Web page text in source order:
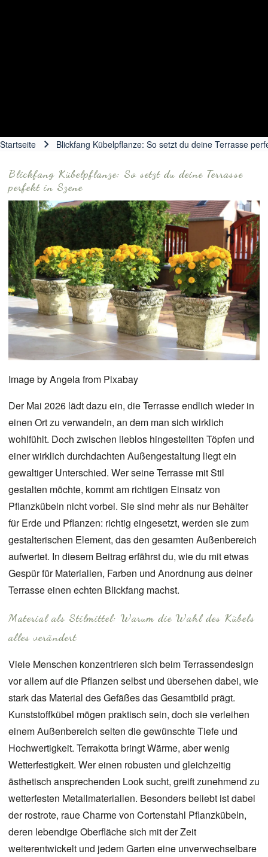
Startseite Blickfang Kübelpflanze: So setzt du deine Terrasse
Blickfang Kübelpflanze: So setzt du deine Terrasse
perfekt in Szene
Image byAngelafrom Pixabay
Der Mai 2026 lädt dazu ein, die Terrasse endlich wieder in
einen Ort zu verwandeln, an dem man sich wirklich
wohlfühlt. Doch zwischen lieblos hingestellten Töpfen und
einer wirklich durchdachten Außengestaltung liegt ein
gewaltiger Unterschied. Wer seine Terrasse mit Stil
gestalten möchte, kommt am richtigen Einsatz von
Pflanzkübeln nicht vorbei. Sie sind mehr als nur Behälter
für Erde und Pflanzen: richtig eingesetzt, werden sie zum
gestalterischen Element, das den gesamten Außenbereich
aufwertet. In diesem Beitrag erfährst du, wie du mit etwas
Gespür für Materialien, Farben und Anordnung aus deiner
Terrasse einen echten Blickfang machst.
Material als Stilmittel: Warum die Wahl des Kübels
alles verändert
Viele Menschen konzentrieren sich beimTerrassendesign
vor allem auf die Pflanzen selbst und übersehen dabei, wie
stark das Material des Gefäßes das Gesamtbild prägt.
Kunststoffkübel mögen praktisch sein, doch sie verleihen
einem Außenbereich selten die gewünschte Tiefe und
Hochwertigkeit. Terrakotta bringt Wärme, aber wenig
Wetterfestigkeit. Wer einen robusten und gleichzeitig
ästhetisch ansprechenden Look sucht, greift zunehmend zu
wetterfesten Metallmaterialien. Besonders beliebt ist dabei
der rostrote, raue Charme von Cortenstahl Pflanzkübeln,
deren lebendige Oberfläche sich mit der Zeit
weiterentwickelt und jedem Garten eine unverwechselbare